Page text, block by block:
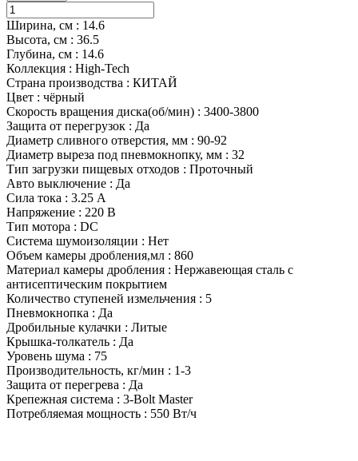
Ширина, см : 14.6
Высота, см : 36.5
Глубина, см : 14.6
Коллекция : High-Tech
Страна производства : КИТАЙ
Цвет : чёрный
Скорость вращения диска(об/мин) : 3400-3800
Защита от перегрузок : Да
Диаметр сливного отверстия, мм : 90-92
Диаметр выреза под пневмокнопку, мм : 32
Тип загрузки пищевых отходов : Проточный
Авто выключение : Да
Сила тока : 3.25 А
Напряжение : 220 В
Тип мотора : DC
Система шумоизоляции : Нет
Объем камеры дробления,мл : 860
Материал камеры дробления : Нержавеющая сталь с
антисептическим покрытием
Количество ступеней измельчения : 5
Пневмокнопка : Да
Дробильные кулачки : Литые
Крышка-толкатель : Да
Уровень шума : 75
Производительность, кг/мин : 1-3
Защита от перегрева : Да
Крепежная система : 3-Bolt Master
Потребляемая мощность : 550 Вт/ч